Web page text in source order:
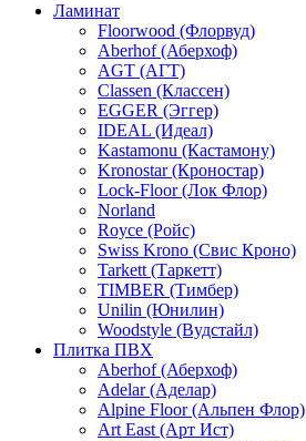
Ламинат
Floorwood (Флорвуд)
Aberhof (Аберхоф)
AGT (АГТ)
Classen (Классен)
EGGER (Эггер)
IDEAL (Идеал)
Kastamonu (Кастамону)
Kronostar (Кроностар)
Lock-Floor (Лок Флор)
Norland
Royce (Ройс)
Swiss Krono (Свис Кроно)
Tarkett (Таркетт)
TIMBER (Тимбер)
Unilin (Юнилин)
Woodstyle (Вудстайл)
Плитка ПВХ
Aberhof (Аберхоф)
Adelar (Аделар)
Alpine Floor (Альпен Флор)
Art East (Арт Ист)